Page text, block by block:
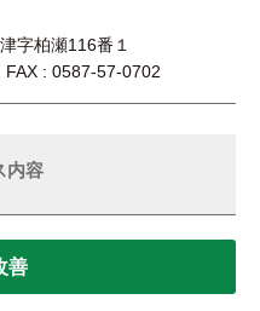
字柏瀬116番１
: 0587-57-0702
内容
善